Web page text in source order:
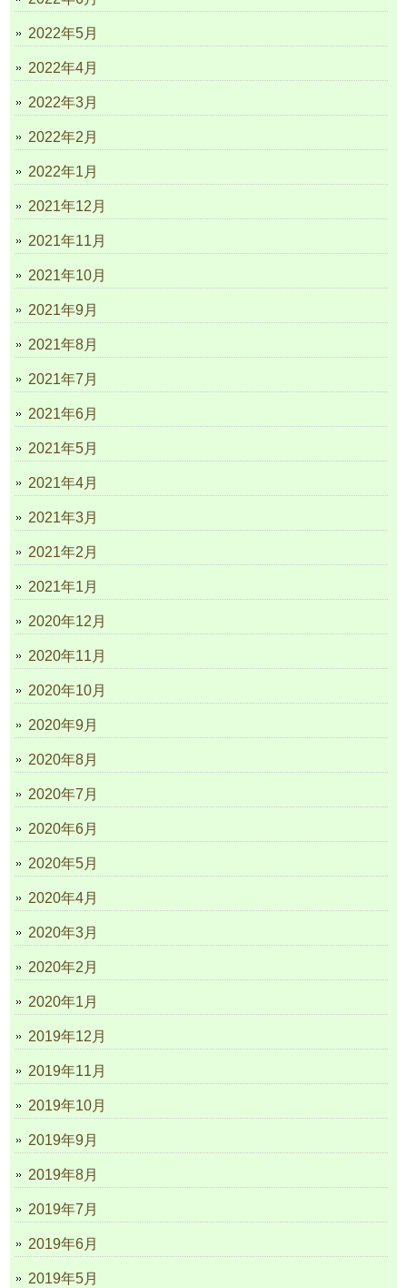
2022年5月
2022年4月
2022年3月
2022年2月
2022年1月
2021年12月
2021年11月
2021年10月
2021年9月
2021年8月
2021年7月
2021年6月
2021年5月
2021年4月
2021年3月
2021年2月
2021年1月
2020年12月
2020年11月
2020年10月
2020年9月
2020年8月
2020年7月
2020年6月
2020年5月
2020年4月
2020年3月
2020年2月
2020年1月
2019年12月
2019年11月
2019年10月
2019年9月
2019年8月
2019年7月
2019年6月
2019年5月